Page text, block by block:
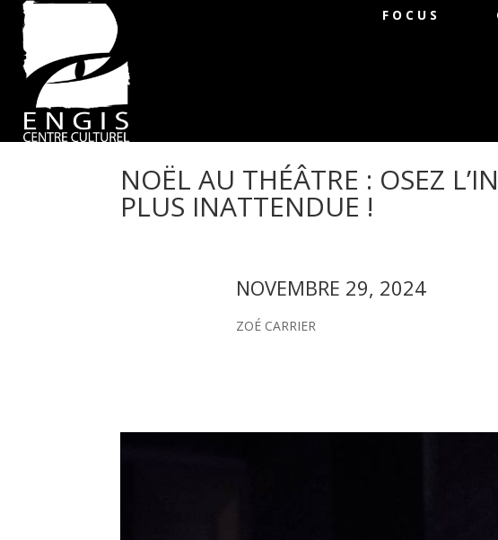
FOCUS
NOËL AU THÉÂTRE : OSEZ
PLUS INATTENDUE !
NOVEMBRE 29, 2024
ZOÉ CARRIER